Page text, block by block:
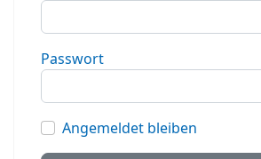
Passwort
Angemeldet bleiben